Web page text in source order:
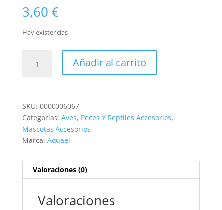
3,60 €
Hay existencias
QUARTZ
cantidad
Añadir al carrito
SKU: 0000006067
Categorías: Aves, Peces Y Reptiles Accesorios,
Mascotas Accesorios
Marca: Aquael
Valoraciones (0)
Valoraciones